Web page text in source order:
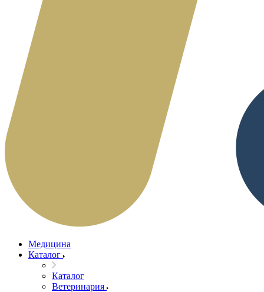
Медицина
Каталог
Каталог
Ветеринария